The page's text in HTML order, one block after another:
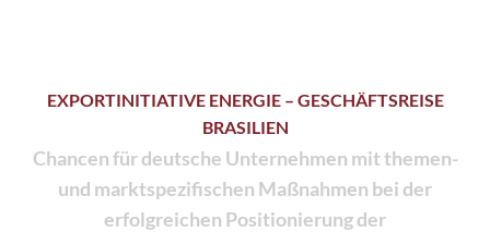
EXPORTINITIATIVE ENERGIE – GESCHÄFTSREISE
BRASILIEN
Chancen für deutsche Unternehmen mit themen-
und marktspezifischen Maßnahmen bei der
erfolgreichen Positionierung der